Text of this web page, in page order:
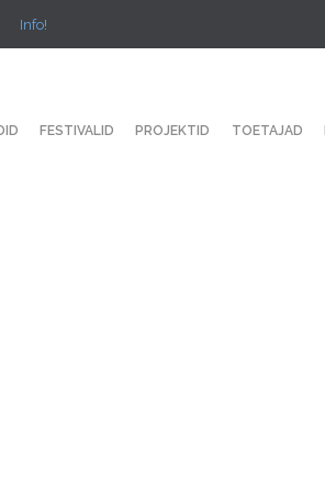
Info!
FESTIVALID PROJEKTID TOETAJAD